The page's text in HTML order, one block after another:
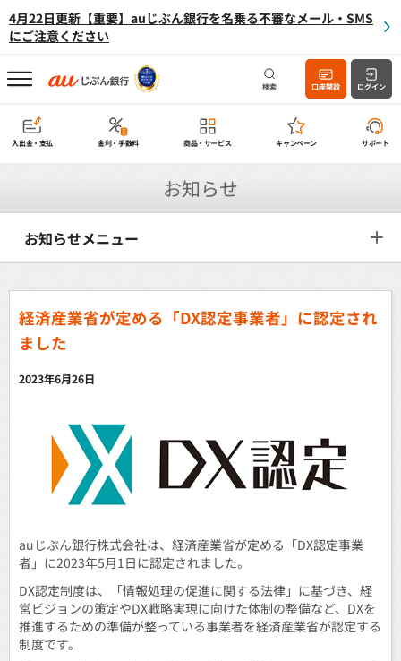
4月22日更新【重要】auじぶん銀行を名乗る不審なメール・SMS
にご注意ください
検索 口座開設 ログイン
入出金・支払 金利・手数料 商品・サービス キャンペーン サポート
お知らせ
お知らせメニュー
経済産業省が定める「DX認定事業者」に認定され
ました
2023年6月26日
auじぶん銀行株式会社は、経済産業省が定める「DX認定事業
者」に2023年5月1日に認定されました。
DX認定制度は、「情報処理の促進に関する法律」に基づき、経
営ビジョンの策定やDX戦略実現に向けた体制の整備など、DXを
推進するための準備が整っている事業者を経済産業省が認定する
制度です。